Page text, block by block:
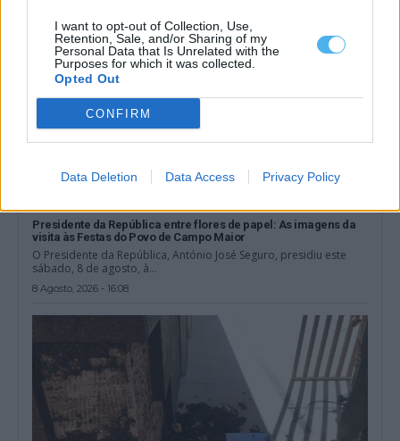
I want to opt-out of Collection, Use,
Retention, Sale, and/or Sharing of my
Personal Data that Is Unrelated with the
Purposes for which it was collected.
Opted Out
CONFIRM
Data Deletion Data Access Privacy Policy
Presidente da República entre flores de papel: As imagens da
visita às Festas do Povo de Campo Maior
O Presidente da República, António José Seguro, presidiu este
sábado, 8 de agosto, à...
8 Agosto, 2026 - 16:08